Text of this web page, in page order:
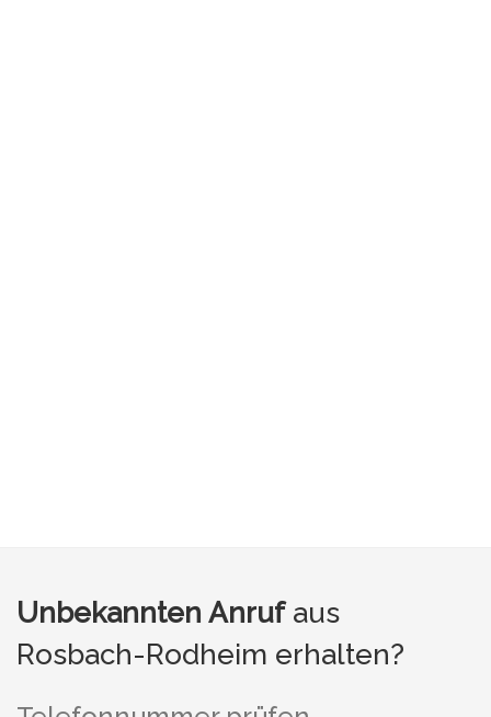
Unbekannten Anrufaus
Rosbach-Rodheim erhalten?